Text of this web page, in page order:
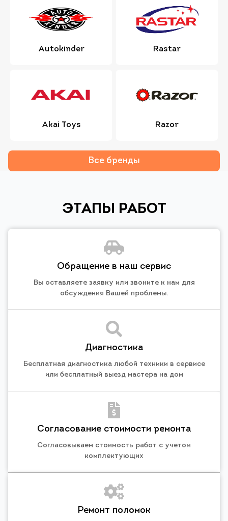
Autokinder Rastar
Akai Toys Razor
Все бренды
ЭТАПЫ РАБОТ
Обращение в наш сервис
Вы оставляете заявку или звоните к нам для
обсуждения Вашей проблемы.
Диагностика
Бесплатная диагностика любой техники в сервисе
или бесплатный выезд мастера на дом
Согласование стоимости ремонта
Согласовываем стоимость работ с учетом
комплектующих
Ремонт поломок